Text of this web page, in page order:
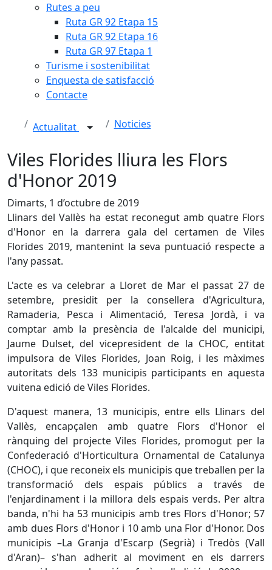
Rutes a peu
Ruta GR 92 Etapa 15
Ruta GR 92 Etapa 16
Ruta GR 97 Etapa 1
Turisme i sostenibilitat
Enquesta de satisfacció
Contacte
Actualitat Noticies
Viles Florides lliura les Flors
d'Honor 2019
Dimarts, 1 d’octubre de 2019
Llinars del Vallès ha estat reconegut amb quatre Flors
d'Honor en la darrera gala del certamen de Viles
Florides 2019, mantenint la seva puntuació respecte a
l'any passat.
L'acte es va celebrar a Lloret de Mar el passat 27 de
setembre, presidit per la consellera d'Agricultura,
Ramaderia, Pesca i Alimentació, Teresa Jordà, i va
comptar amb la presència de l'alcalde del municipi,
Jaume Dulset, del vicepresident de la CHOC, entitat
impulsora de Viles Florides, Joan Roig, i les màximes
autoritats dels 133 municipis participants en aquesta
vuitena edició de Viles Florides.
D'aquest manera, 13 municipis, entre ells Llinars del
Vallès, encapçalen amb quatre Flors d'Honor el
rànquing del projecte Viles Florides, promogut per la
Confederació d'Horticultura Ornamental de Catalunya
(CHOC), i que reconeix els municipis que treballen per la
transformació dels espais públics a través de
l'enjardinament i la millora dels espais verds. Per altra
banda, n'hi ha 53 municipis amb tres Flors d'Honor; 57
amb dues Flors d'Honor i 10 amb una Flor d'Honor. Dos
municipis –La Granja d'Escarp (Segrià) i Tredòs (Vall
d'Aran)– s'han adherit al moviment en els darrers